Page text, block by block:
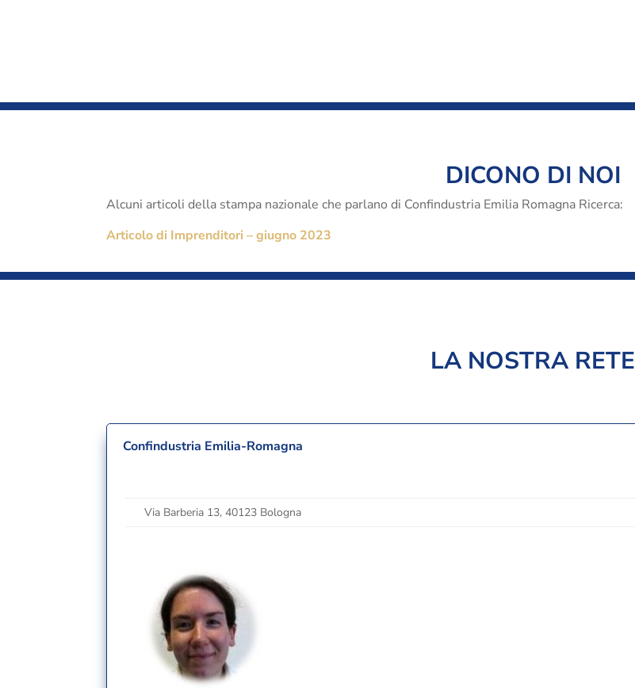
DICONO DI NOI
Alcuni articoli della stampa nazionale che parlano di Confindustria Emilia Romagna Ricerca:
Articolo di Imprenditori – giugno 2023
LA NOSTRA RETE
Confindustria Emilia-Romagna
Via Barberia 13, 40123 Bologna